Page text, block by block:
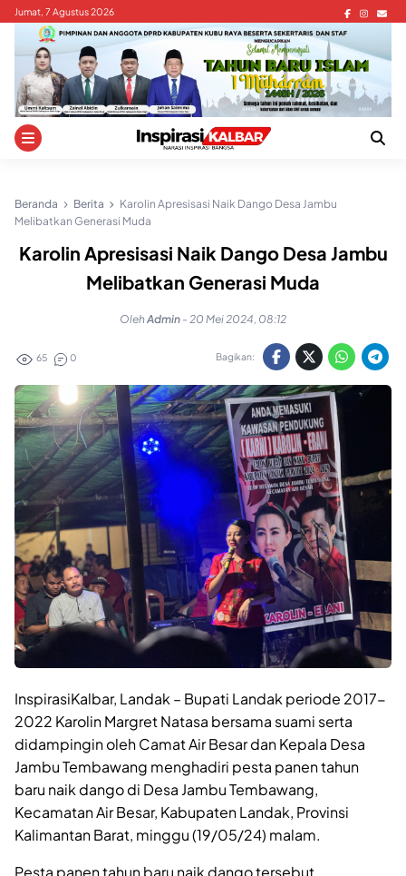
Skip
content
Jumat, 7 Agustus 2026
Beranda Berita
Karolin Apresisasi Naik Dango Desa Jambu
Melibatkan Generasi Muda
Karolin Apresisasi Naik Dango Desa Jambu
Melibatkan Generasi Muda
OlehAdmin - 20 Mei 2024, 08:12
65 0 Bagikan:
InspirasiKalbar, Landak – Bupati Landak periode 2017-
2022 Karolin Margret Natasa bersama suami serta
didampingin oleh Camat Air Besar dan Kepala Desa
Jambu Tembawang menghadiri pesta panen tahun
baru naik dango di Desa Jambu Tembawang,
Kecamatan Air Besar, Kabupaten Landak, Provinsi
Kalimantan Barat, minggu (19/05/24) malam.
Pesta panen tahun baru naik dango tersebut